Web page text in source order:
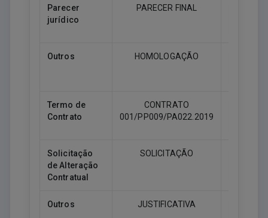
Parecer
jurídico
PARECER FINAL
Outros HOMOLOGAÇÃO
Termo de
Contrato
CONTRATO
001/PP009/PA022.2019
Solicitação
de Alteração
Contratual
SOLICITAÇÃO
Outros JUSTIFICATIVA